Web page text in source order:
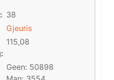
38
Gjeuris
115,08
Geen: 50898